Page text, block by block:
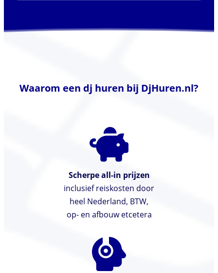
Waarom een dj huren bij DjHuren.nl?
Scherpe all-in prijzen
inclusief reiskosten door
heel Nederland, BTW,
op- en afbouw etcetera